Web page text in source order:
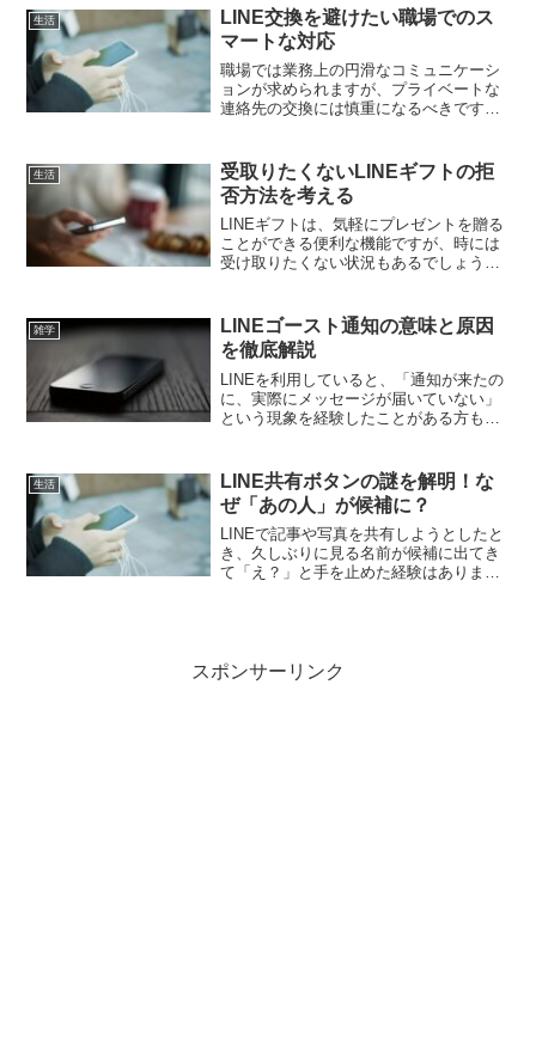
い、、、そんな状況に陥ると不安になり
ますね。でも実は、それは...
生活
LINE交換を避けたい職場でのス
マートな対応
職場では業務上の円滑なコミュニケーシ
ョンが求められますが、プライベートな
連絡先の交換には慎重になるべきです。
つながる可能性があります。本記事で
は、職場でのLINE交...
生活
受取りたくないLINEギフトの拒
否方法を考える
LINEギフトは、気軽にプレゼントを贈る
ことができる便利な機能ですが、時には
受け取りたくない状況もあるでしょう。
す。本記事では、LINEギフトの受け取り
を拒否する方法や...
雑学
LINEゴースト通知の意味と原因
を徹底解説
LINEを利用していると、「通知が来たの
に、実際にメッセージが届いていない」
という現象を経験したことがある方も多
に、大事なメッセージを見落としたので
はないかと不安に...
生活
LINE共有ボタンの謎を解明！な
ぜ「あの人」が候補に？
LINEで記事や写真を共有しようとしたと
き、久しぶりに見る名前が候補に出てき
て「え？」と手を止めた経験はありませ
スポンサーリンク